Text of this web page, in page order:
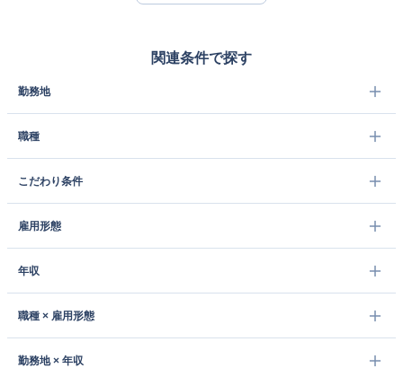
関連条件で探す
勤務地
職種
こだわり条件
雇用形態
年収
職種 × 雇用形態
勤務地 × 年収